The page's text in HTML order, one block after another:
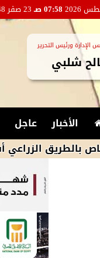
07:58 صـ 23 صفر 1448
الإدارة ورئيس التحرير
شلبي
الأخبار عاجل